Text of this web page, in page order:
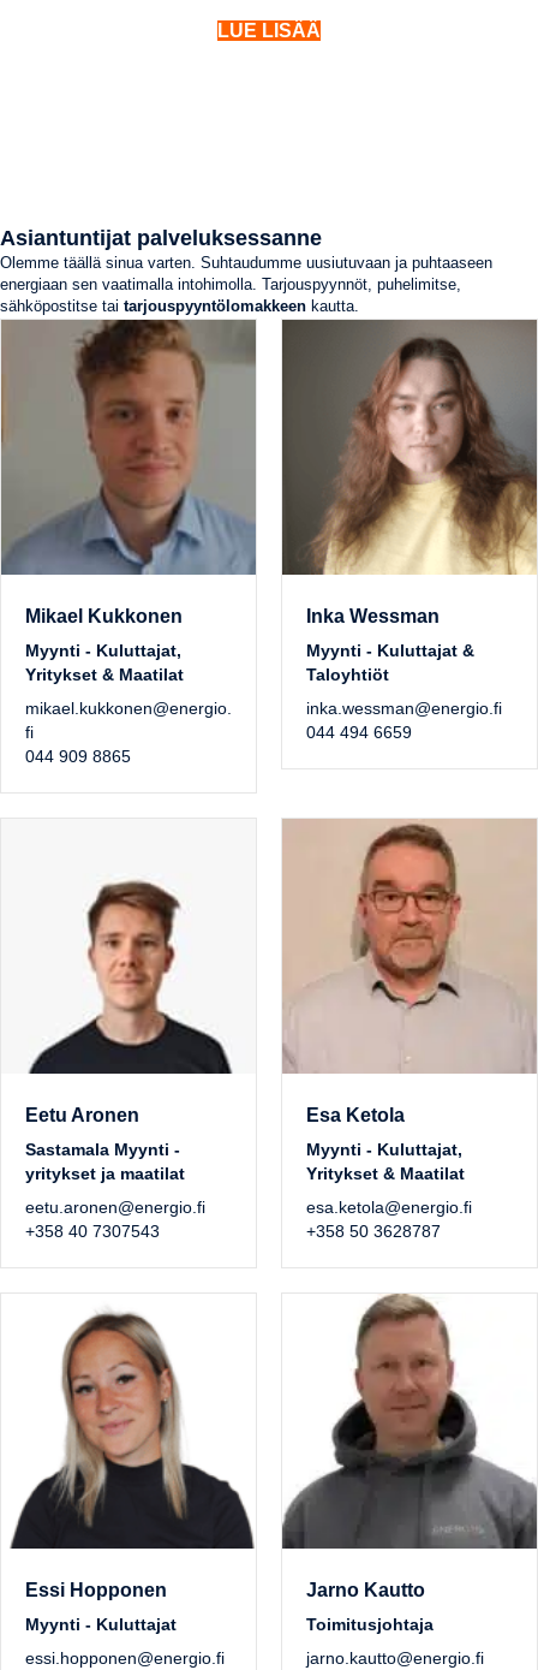
LUE LISÄÄ
Asiantuntijat palveluksessanne
Olemme täällä sinua varten. Suhtaudumme uusiutuvaan ja puhtaaseen
energiaan sen vaatimalla intohimolla. Tarjouspyynnöt, puhelimitse,
sähköpostitse tai tarjouspyyntölomakkeen kautta.
Mikael Kukkonen
Myynti - Kuluttajat,
Yritykset & Maatilat
mikael.kukkonen@energio.
fi
044 909 8865
Inka Wessman
Myynti - Kuluttajat &
Taloyhtiöt
inka.wessman@energio.fi
044 494 6659
Eetu Aronen
Sastamala Myynti -
yritykset ja maatilat
eetu.aronen@energio.fi
+358 40 7307543
Esa Ketola
Myynti - Kuluttajat,
Yritykset & Maatilat
esa.ketola@energio.fi
+358 50 3628787
Essi Hopponen
Myynti - Kuluttajat
essi.hopponen@energio.fi
Jarno Kautto
Toimitusjohtaja
jarno.kautto@energio.fi